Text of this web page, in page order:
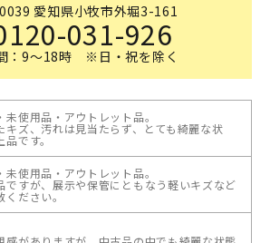
愛知県小牧市外堀3-161
031-926
：9～18時 ※日・祝を除く
未使用品・アウトレット品。
キズ、汚れは見当たらず、とても綺麗な状
です。
未使用品・アウトレット品。
ですが、展示や保管にともなう軽いキズなど
ください。